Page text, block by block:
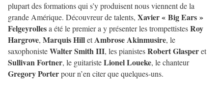
plupart des formations qui s’y produisent nous viennent de la
grande Amérique. Découvreur de talents, Xavier « Big Ears »
Felgeyrollesa été le premier a y présenter les trompettistesRoy
Hargrove, MarquisHilletAmbrose Akinmusire, le
saxophonisteWalter Smith III, les pianistesRobert Glasperet
Sullivan Fortner, le guitaristeLionel Loueke, le chanteur
Gregory Porterpour n’en citer que quelques-uns.